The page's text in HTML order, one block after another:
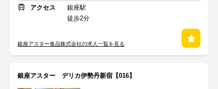
アクセス
銀座駅
徒歩2分
銀座アスター食品株式会社の求人一覧を見る
銀座アスター デリカ伊勢丹新宿【016】